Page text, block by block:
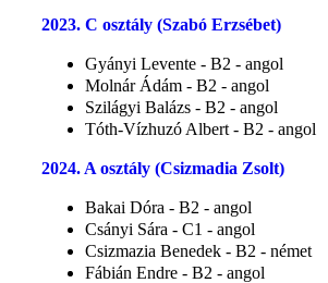
2023. C osztály (Szabó Erzsébet)
Gyányi Levente - B2 - angol
Molnár Ádám - B2 - angol
Szilágyi Balázs - B2 - angol
Tóth-Vízhuzó Albert - B2 - angol
2024. A osztály (Csizmadia Zsolt)
Bakai Dóra - B2 - angol
Csányi Sára - C1 - angol
Csizmazia Benedek - B2 - német
Fábián Endre - B2 - angol